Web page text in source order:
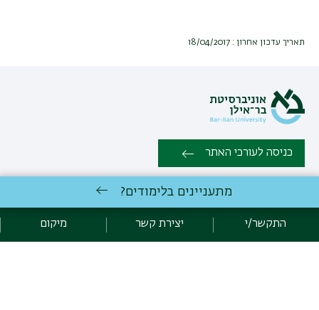
תאריך עדכון אחרון : 18/04/2017
כניסה לעורכי האתר
כל הזכויות שמורות לפקולטה למדעי היהדות, אוניברסיטת בר אילן, רמת
מתעניינים בלימודים?
התקשר/י יצירת קשר מיקום